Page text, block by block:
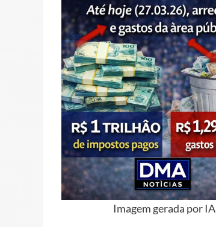
Imagem gerada por IA